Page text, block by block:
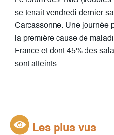
se tenait vendredi dernier
Carcassonne. Une journée
la première cause de
France et dont 45% des
sont atteints :
Les plus vus